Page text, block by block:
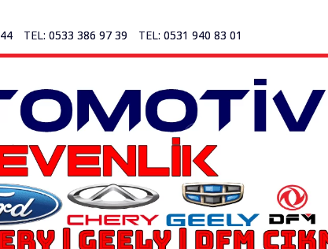
TEL: 0533 386 97 39 TEL: 0531 940 83 01